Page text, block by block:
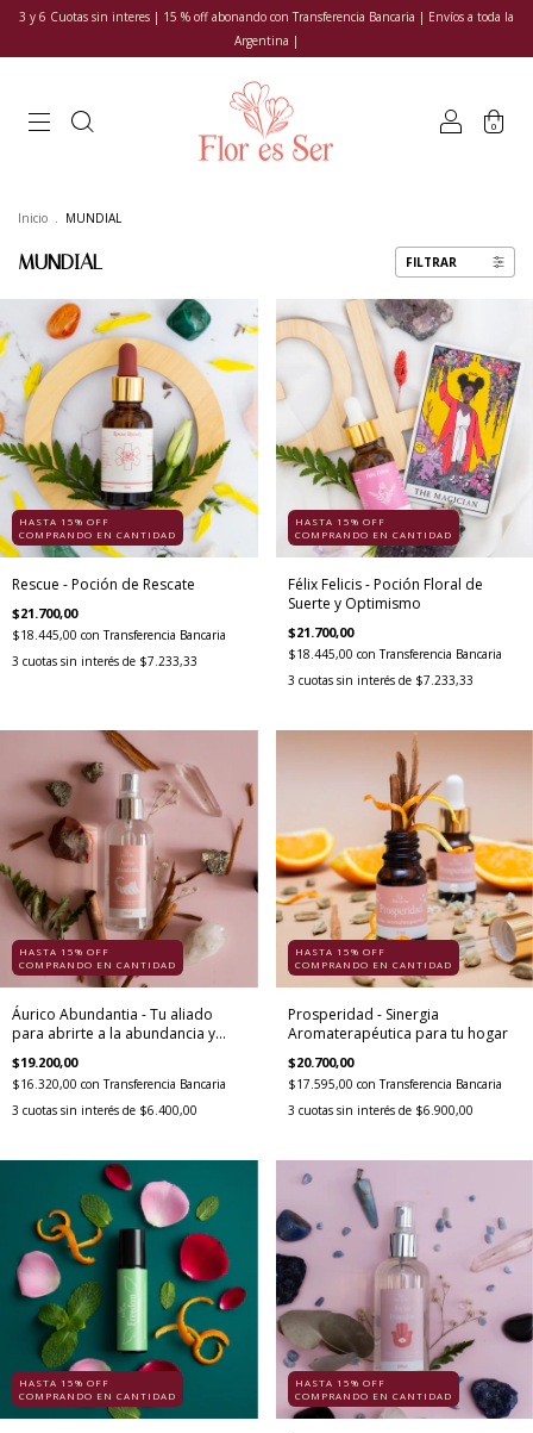
3 y 6 Cuotas sin interes | 15 % off abonando con Transferencia Bancaria | Envíos a toda la
Argentina |
0
Inicio . MUNDIAL
MUNDIAL FILTRAR
HASTA 15% OFF
COMPRANDO EN CANTIDAD
Rescue - Poción de Rescate
$21.700,00
$18.445,00 con Transferencia Bancaria
3 cuotas sin interés de $7.233,33
HASTA 15% OFF
COMPRANDO EN CANTIDAD
Félix Felicis - Poción Floral de
Suerte y Optimismo
$21.700,00
$18.445,00 con Transferencia Bancaria
3 cuotas sin interés de $7.233,33
HASTA 15% OFF
COMPRANDO EN CANTIDAD
Áurico Abundantia - Tu aliado
para abrirte a la abundancia y
$19.200,00
$16.320,00 con Transferencia Bancaria
3 cuotas sin interés de $6.400,00
HASTA 15% OFF
COMPRANDO EN CANTIDAD
Prosperidad - Sinergia
Aromaterapéutica para tu hogar
$20.700,00
$17.595,00 con Transferencia Bancaria
3 cuotas sin interés de $6.900,00
HASTA 15% OFF
COMPRANDO EN CANTIDAD
HASTA 15% OFF
COMPRANDO EN CANTIDAD